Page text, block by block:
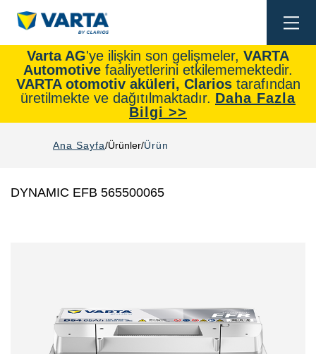
Varta AG'ye ilişkin son gelişmeler, VARTA
Automotive faaliyetlerini etkilememektedir.
VARTA otomotiv aküleri, Clarios tarafından
üretilmekte ve dağıtılmaktadır. Daha Fazla
Bilgi >>
Ana Sayfa Ürünler Ürün
DYNAMIC EFB 565500065